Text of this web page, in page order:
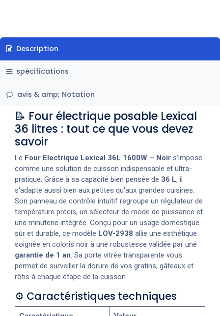
Description
spécifications
avis & amp; Notation
📝 Four électrique posable Lexical
36 litres : tout ce que vous devez
savoir
Le Four Electrique Lexical 36L 1600W – Noir s'impose
comme une solution de cuisson indispensable et ultra-
pratique. Grâce à sa capacité bien pensée de 36 L, il
s'adapte aussi bien aux petites qu'aux grandes cuisines.
Son panneau de contrôle intuitif regroupe un régulateur de
température précis, un sélecteur de mode de puissance et
une minuterie intégrée. Conçu pour un usage domestique
sûr et durable, ce modèle LOV-2938 allie une esthétique
soignée en coloris noir à une robustesse validée par une
garantie de 1 an. Sa porte vitrée transparente vous
permet de surveiller la dorure de vos gratins, gâteaux et
rôtis à chaque étape de la cuisson.
⚙️ Caractéristiques techniques